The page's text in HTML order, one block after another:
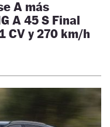
A más
A 45 S Final
CV y 270 km/h